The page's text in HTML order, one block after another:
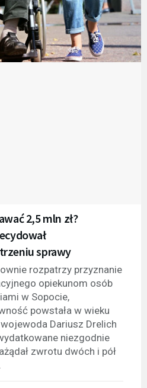
2,5 mln zł?
sprawy
rozpatrzy przyznanie
opiekunom osób
w Sopocie,
powstała w wieku
Dariusz Drelich
niezgodnie
zwrotu dwóch i pół